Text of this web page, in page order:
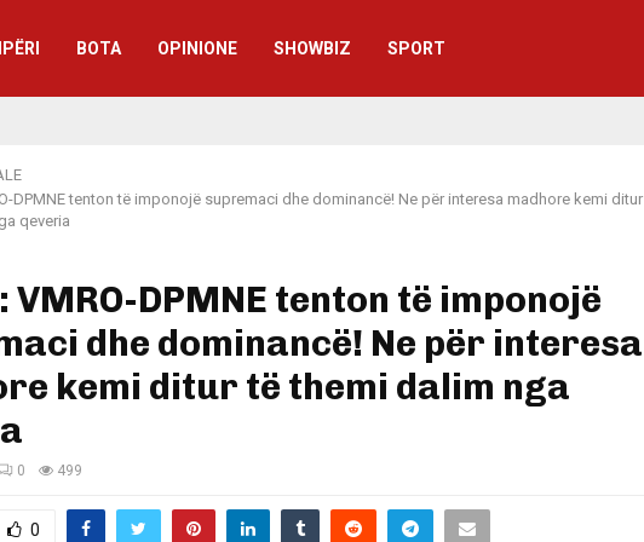
BOTA OPINIONE SHOWBIZ SPORT
DPMNE tenton të imponojë supremaci dhe dominancë! Ne për interesa madhore kemi ditur
qeveria
VMRO-DPMNE tenton të imponojë
dhe dominancë! Ne për interesa
kemi ditur të themi dalim nga
0 499
0